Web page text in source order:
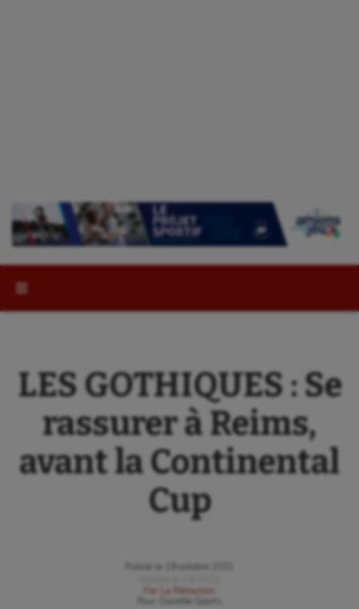
LES GOTHIQUES : Se
rassurer à Reims,
avant la Continental
Cup
Publié le
18 octobre 2021
Par
La Rédaction
Gazette Sports